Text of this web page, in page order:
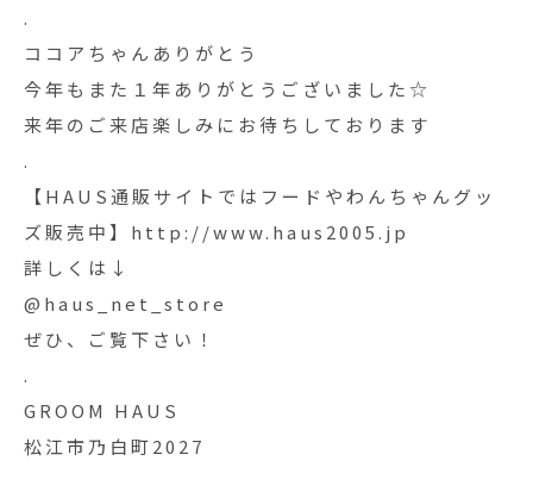
.
ココアちゃんありがとう
今年もまた１年ありがとうございました☆
来年のご来店楽しみにお待ちしております
.
【HAUS通販サイトではフードやわんちゃんグッ
ズ販売中】http://www.haus2005.jp
詳しくは↓
@haus_net_store
ぜひ、ご覧下さい！
.
GROOM HAUS
松江市乃白町2027